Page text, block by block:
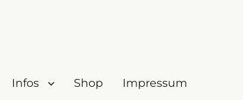
Infos Shop Impressum